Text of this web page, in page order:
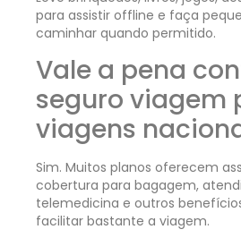
para assistir offline e faça
caminhar quando permitido.
Vale a pena
seguro viagem
viagens
Sim. Muitos planos oferecem
cobertura para bagagem,
telemedicina e outros
facilitar bastante a viagem.